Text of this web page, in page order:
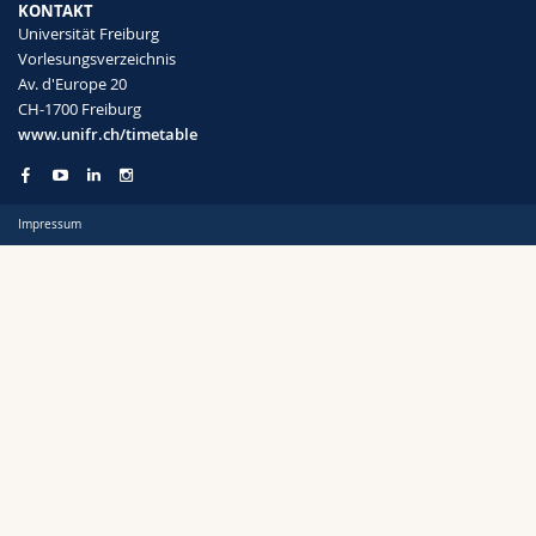
Math.-Nat. und Med. Fak.
Interfakultär
Mitarbeitende
Doktorierende
Webmail
Vorlesungsverzeichnis
MyUnifr
Semester
KONTAKT
Universität Freiburg
Vorlesungsverzeichnis
Av. d'Europe 20
CH-1700 Freiburg
www.unifr.ch/timetable
Impressum